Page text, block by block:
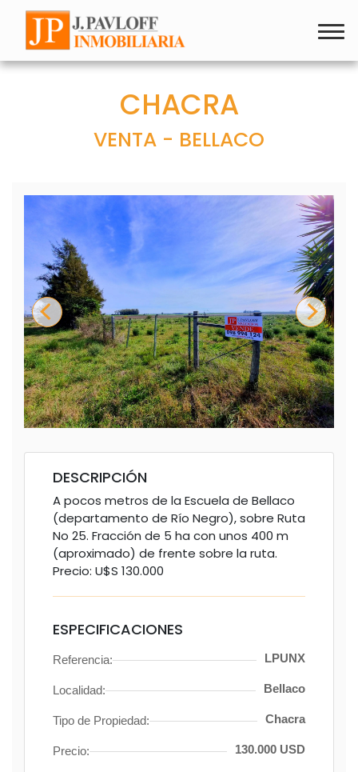
CHACRA
VENTA - BELLACO
DESCRIPCIÓN
A pocos metros de la Escuela de Bellaco
(departamento de Río Negro), sobre Ruta
No 25. Fracción de 5 ha con unos 400 m
(aproximado) de frente sobre la ruta.
Precio: U$S 130.000
ESPECIFICACIONES
Referencia: LPUNX
Localidad: Bellaco
Tipo de Propiedad: Chacra
Precio: 130.000 USD